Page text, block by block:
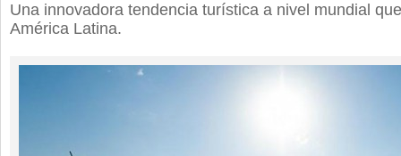
Una innovadora tendencia turística a nivel mundial
América Latina.